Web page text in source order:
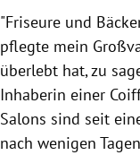
"Friseure und
pflegte mein
überlebt hat, zu
Inhaberin einer
Salons sind seit
nach wenigen